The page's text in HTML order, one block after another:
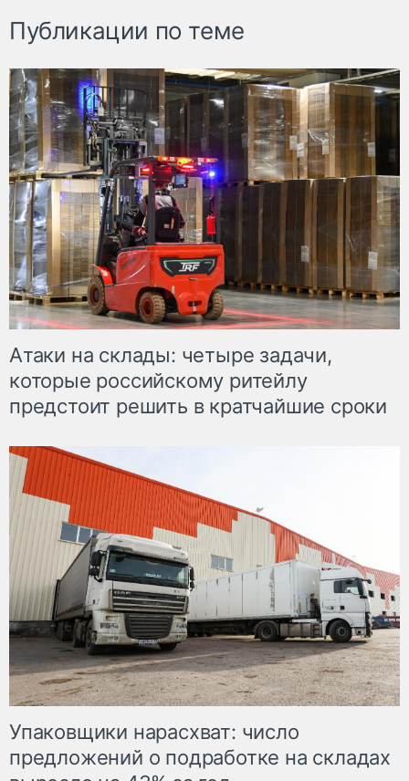
Публикации по теме
Атаки на склады: четыре задачи,
которые российскому ритейлу
предстоит решить в кратчайшие сроки
Упаковщики нарасхват: число
предложений о подработке на складах